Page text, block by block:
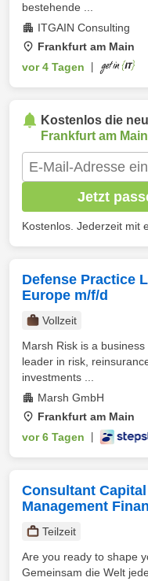
bestehende ...
ITGAIN Consulting
Frankfurt am Main
vor 4 Tagen
Kostenlos die
Frankfurt am Main
Jetzt
Kostenlos. Jederzeit mit
Defense Practice
Europe m/f/d
Vollzeit
Marsh Risk is a
leader in risk,
investments ...
Marsh GmbH
Frankfurt am Main
vor 6 Tagen
Consultant
Management
Teilzeit
Are you ready to shape
Gemeinsam die Welt